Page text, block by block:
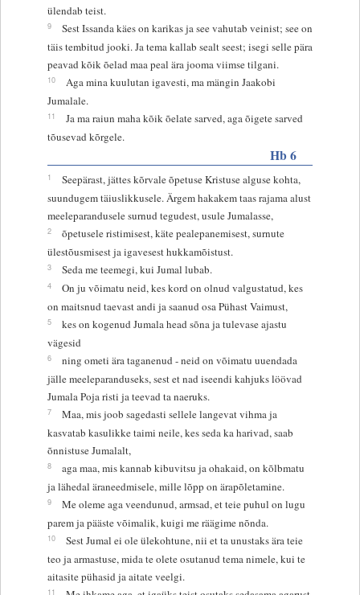
ülendab teist.
9
Sest Issanda käes on karikas ja see vahutab veinist; see on
täis tembitud jooki. Ja tema kallab sealt seest; isegi selle pära
peavad kõik õelad maa peal ära jooma viimse tilgani.
10
Aga mina kuulutan igavesti, ma mängin Jaakobi
Jumalale.
11
Ja ma raiun maha kõik õelate sarved, aga õigete sarved
tõusevad kõrgele.
Hb 6
1
Seepärast, jättes kõrvale õpetuse Kristuse alguse kohta,
suundugem täiuslikkusele. Ärgem hakakem taas rajama alust
meeleparandusele surnud tegudest, usule Jumalasse,
2
õpetusele ristimisest, käte pealepanemisest, surnute
ülestõusmisest ja igavesest hukkamõistust.
3 Seda me teemegi, kui Jumal lubab.
4
On ju võimatu neid, kes kord on olnud valgustatud, kes
on maitsnud taevast andi ja saanud osa Pühast Vaimust,
5
kes on kogenud Jumala head sõna ja tulevase ajastu
vägesid
6
ning ometi ära taganenud - neid on võimatu uuendada
jälle meeleparanduseks, sest et nad iseendi kahjuks löövad
Jumala Poja risti ja teevad ta naeruks.
7
Maa, mis joob sagedasti sellele langevat vihma ja
kasvatab kasulikke taimi neile, kes seda ka harivad, saab
õnnistuse Jumalalt,
8
aga maa, mis kannab kibuvitsu ja ohakaid, on kõlbmatu
ja lähedal äraneedmisele, mille lõpp on ärapõletamine.
9
Me oleme aga veendunud, armsad, et teie puhul on lugu
parem ja pääste võimalik, kuigi me räägime nõnda.
10
Sest Jumal ei ole ülekohtune, nii et ta unustaks ära teie
teo ja armastuse, mida te olete osutanud tema nimele, kui te
aitasite pühasid ja aitate veelgi.
11